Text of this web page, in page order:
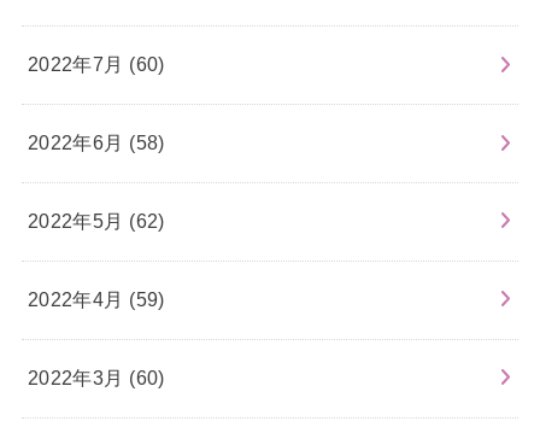
2022年7月 (60)
2022年6月 (58)
2022年5月 (62)
2022年4月 (59)
2022年3月 (60)